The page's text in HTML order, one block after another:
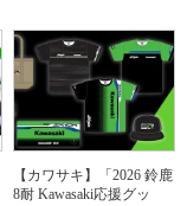
【カワサキ】「2026 鈴鹿
8耐 Kawasaki応援グッ